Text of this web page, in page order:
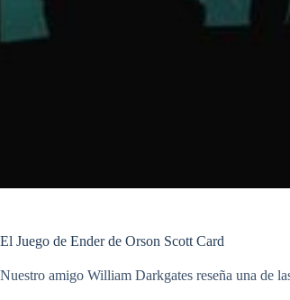
El Juego de Ender de Orson Scott Card
Nuestro amigo William Darkgates reseña una de